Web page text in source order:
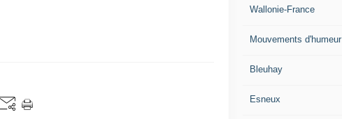
Wallonie-France
Mouvements d'humeur
Bleuhay
Esneux